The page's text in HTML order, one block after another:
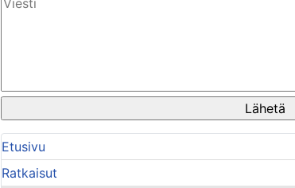
Etusivu
Ratkaisut